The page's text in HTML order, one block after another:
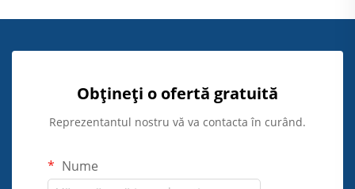
Obțineți o ofertă gratuită
Reprezentantul nostru vă va contacta în curând.
Nume